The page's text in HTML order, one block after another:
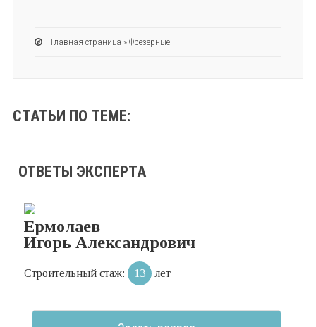
Главная страница » Фрезерные
СТАТЬИ ПО ТЕМЕ:
ОТВЕТЫ ЭКСПЕРТА
Ермолаев
Игорь Александрович
Строительный стаж: 13 лет